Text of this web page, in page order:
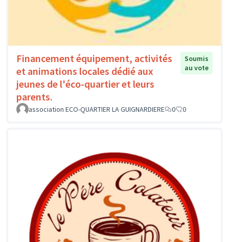
Financement équipement, activités
et animations locales dédié aux
jeunes de l'éco-quartier et leurs
parents.
Soumis
au vote
association ECO-QUARTIER LA GUIGNARDIERE 0 0